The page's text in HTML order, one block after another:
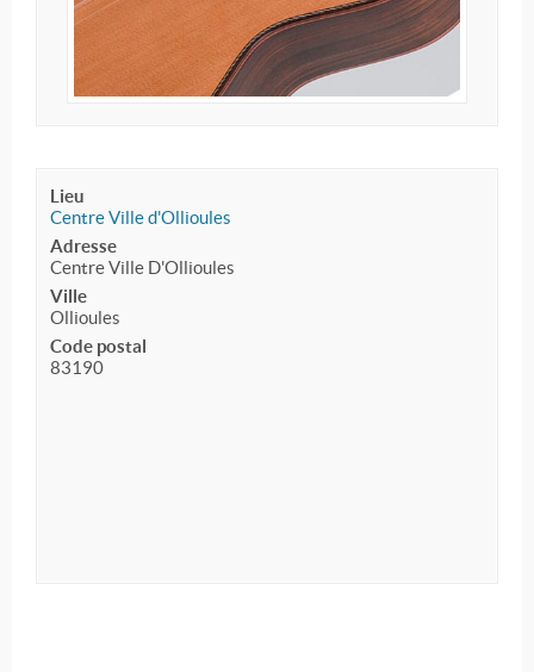
Lieu
Centre Ville d'Ollioules
Adresse
Centre Ville D'Ollioules
Ville
Ollioules
Code postal
83190